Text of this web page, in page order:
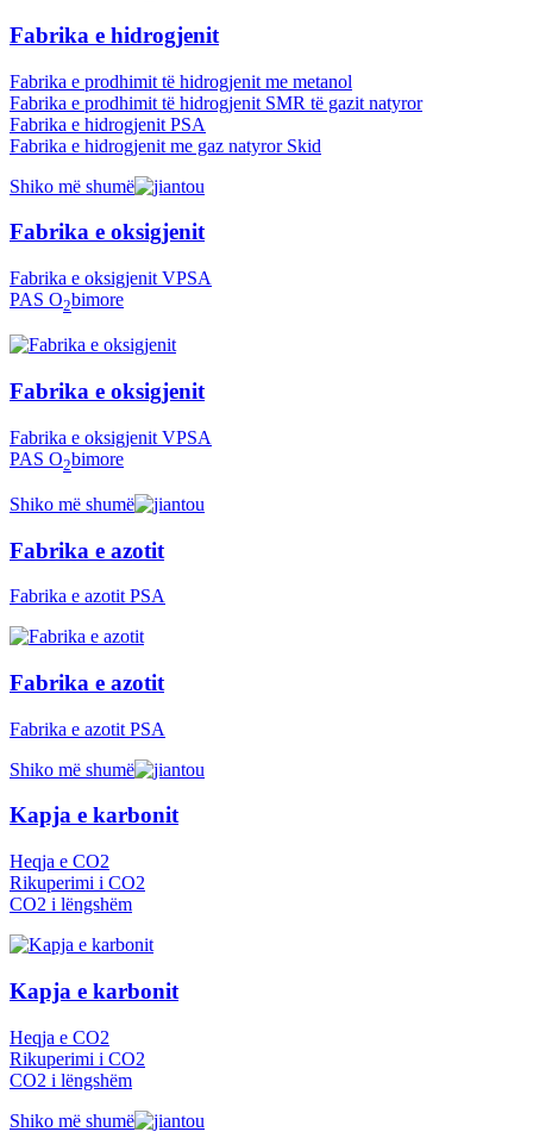
Fabrika e hidrogjenit
Fabrika e prodhimit të hidrogjenit me metanol
Fabrika e prodhimit të hidrogjenit SMR të gazit natyror
Fabrika e hidrogjenit PSA
Fabrika e hidrogjenit me gaz natyror Skid
Shiko më shumë
Fabrika e oksigjenit
Fabrika e oksigjenit VPSA
PAS O2bimore
Fabrika e oksigjenit
Fabrika e oksigjenit VPSA
PAS O2bimore
Shiko më shumë
Fabrika e azotit
Fabrika e azotit PSA
Fabrika e azotit
Fabrika e azotit PSA
Shiko më shumë
Kapja e karbonit
Heqja e CO2
Rikuperimi i CO2
CO2 i lëngshëm
Kapja e karbonit
Heqja e CO2
Rikuperimi i CO2
CO2 i lëngshëm
Shiko më shumë